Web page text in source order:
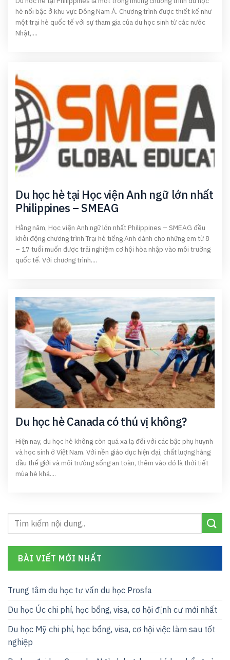
BÀI VIẾT MỚI NHẤT
Trung tâm du học tư vấn du học Prosfa
Du học Úc chi phí, học bổng, visa, cơ hội định cư mới nhất
Du học Mỹ chi phí, học bổng, visa, cơ hội việc làm sau tốt
nghiệp
hè nổi bậc ở khu vực Đông Nam Á. Chương trình được thiết kế như
một trại hè quốc tế với sự tham gia của du học sinh từ các nước
Nhật,....
Du học hè tại Học viện Anh ngữ lớn nhất
Philippines – SMEAG
Hằng năm, Học viện Anh ngữ lớn nhất Philippines – SMEAG đều
khởi động chương trình Trại hè tiếng Anh dành cho những em từ 8
– 17 tuổi muốn được trải nghiệm cơ hội hòa nhập vào môi trường
quốc tế. Với chương trình....
Du học hè Canada có thú vị không?
Hiện nay, du học hè không còn quá xa lạ đối với các bậc phụ huynh
và học sinh ở Việt Nam. Với nền giáo dục hiện đại, chất lượng hàng
đầu thế giới và môi trường sống an toàn, thêm vào đó là thời tiết
mùa hè khá....